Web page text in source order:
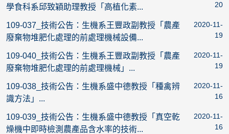
學食科系邱致穎助理教授「高植化素...
20
109-037_技術公告：生機系王豐政副教授「農產
廢棄物堆肥化處理的前處理機械設備...
2020-11-
19
109-040_技術公告：生機系王豐政副教授「農產
廢棄物堆肥化處理的前處理機械」...
2020-11-
19
109-038_技術公告：生機系盛中德教授「種禽辨
識方法」...
2020-11-
16
109-039_技術公告：生機系盛中德教授「真空乾
燥機中即時檢測農產品含水率的技術...
2020-11-
16